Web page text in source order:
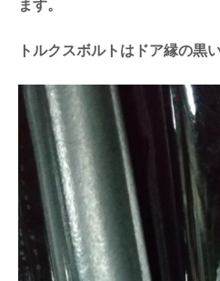
ます。
トルクスボルトはドア縁の黒